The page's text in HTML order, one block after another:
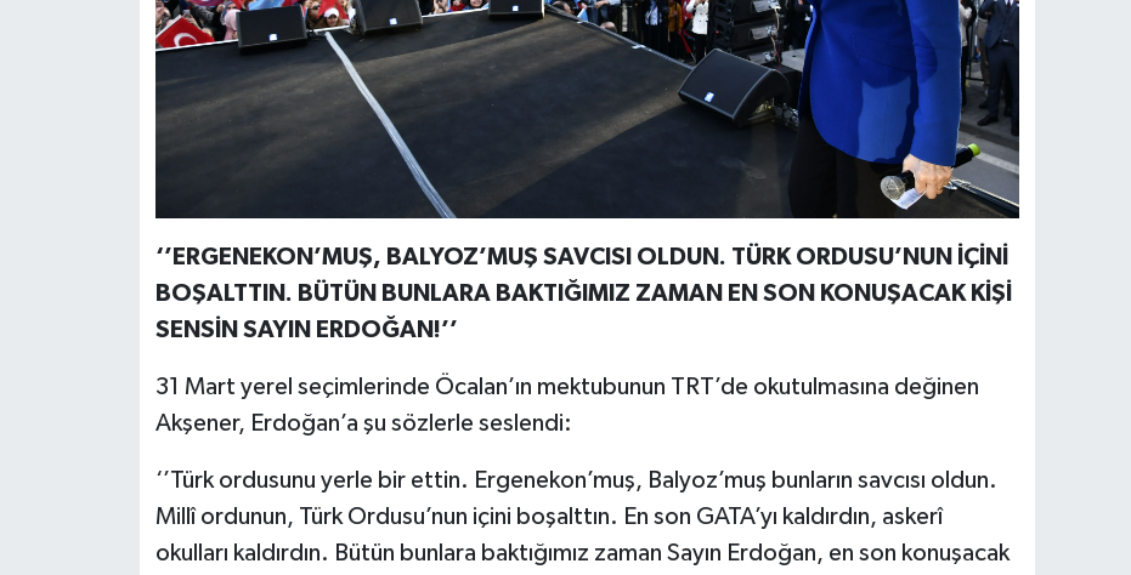
‘’ERGENEKON’MUŞ, BALYOZ’MUŞ SAVCISI OLDUN. TÜRK ORDUSU’NUN İÇİNİ
BOŞALTTIN. BÜTÜN BUNLARA BAKTIĞIMIZ ZAMAN EN SON KONUŞACAK KİŞİ
SENSİN SAYIN ERDOĞAN!’’
31 Mart yerel seçimlerinde Öcalan’ın mektubunun TRT’de okutulmasına değinen
Akşener, Erdoğan’a şu sözlerle seslendi:
‘’Türk ordusunu yerle bir ettin. Ergenekon’muş, Balyoz’muş bunların savcısı oldun.
Millî ordunun, Türk Ordusu’nun içini boşalttın. En son GATA’yı kaldırdın, askerî
okulları kaldırdın. Bütün bunlara baktığımız zaman Sayın Erdoğan, en son konuşacak